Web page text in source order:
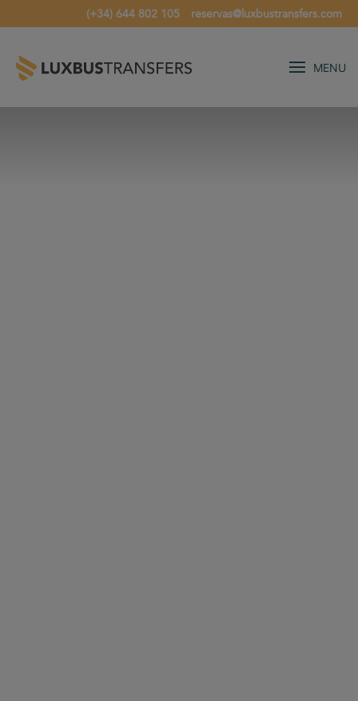
(+34) 644 802 105 reservas@luxbustransfers.com
MENU